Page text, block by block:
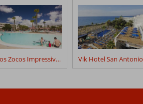
Los Zocos Impressive Lanzarote Vik Hotel San Antonio